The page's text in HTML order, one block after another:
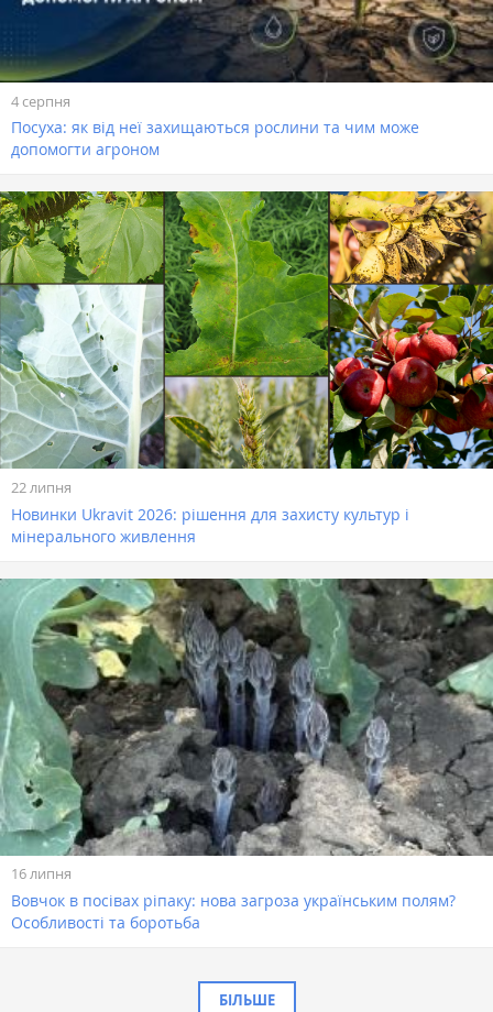
4 серпня
Посуха: як від неї захищаються рослини та чим може
допомогти агроном
22 липня
Новинки Ukravit 2026: рішення для захисту культур і
мінерального живлення
16 липня
Вовчок в посівах ріпаку: нова загроза українським полям?
Особливості та боротьба
БІЛЬШЕ